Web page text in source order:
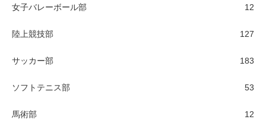
女子バレーボール部 12
陸上競技部 127
サッカー部 183
ソフトテニス部 53
馬術部 12